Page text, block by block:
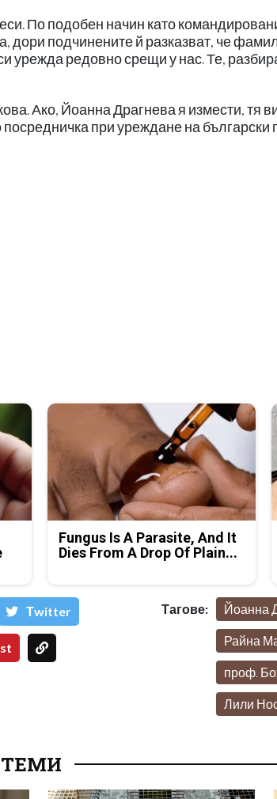
По подобен начин като
дори подчинените й разказват, че
урежда редовно срещи у нас. Те,
Ако, Йоанна Драгнева я измести, тя
при уреждане на български
Fungus Is A Parasite, And It
Dies From A Drop Of Plain...
Тwitter Тагове: Йоанна
Райна
проф.
Лили